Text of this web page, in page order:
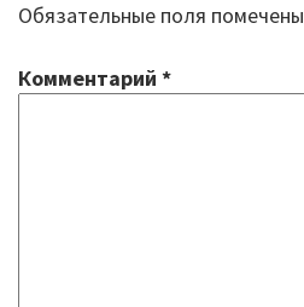
Обязательные поля помечены
Комментарий *